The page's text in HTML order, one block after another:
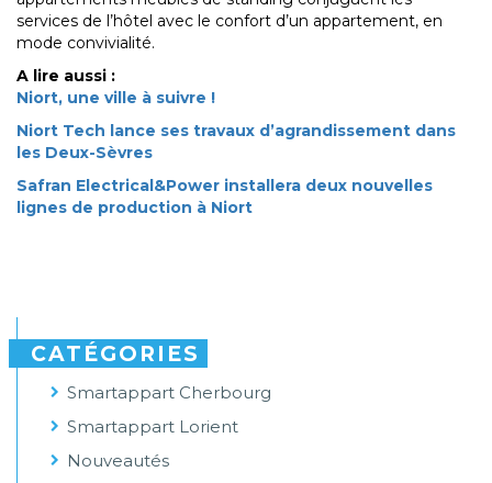
services de l’hôtel avec le confort d’un appartement, en
mode convivialité.
A lire aussi :
Niort, une ville à suivre !
Niort Tech lance ses travaux d’agrandissement dans
les Deux-Sèvres​
Safran Electrical&Power installera deux nouvelles
lignes de production à Niort
CATÉGORIES
Smartappart Cherbourg
Smartappart Lorient
Nouveautés